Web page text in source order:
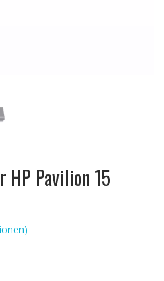
HP Pavilion 15